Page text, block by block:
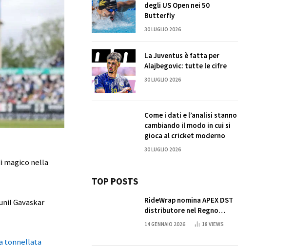
magico nella
Gavaskar
tonnellata
degli US Open nei 50
Butterfly
30 LUGLIO 2026
La Juventus è fatta per
Alajbegovic: tutte le cifre
30 LUGLIO 2026
Come i dati e l’analisi stanno
cambiando il modo in cui si
gioca al cricket moderno
30 LUGLIO 2026
TOP POSTS
RideWrap nomina APEX DST
distributore nel Regno
Unito
14 GENNAIO 2026 18 VIEWS